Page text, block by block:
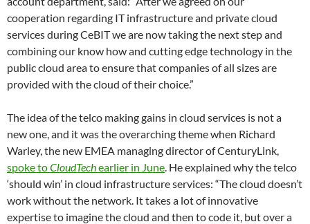
cooperation regarding IT infrastructure and private cloud
services during CeBIT we are now taking the next step and
combining our know how and cutting edge technology in the
public cloud area to ensure that companies of all sizes are
provided with the cloud of their choice.”
The idea of the telco making gains in cloud services is not a
new one, and it was the overarching theme when Richard
Warley, the new EMEA managing director of CenturyLink,
spoke toCloudTechearlier in June. He explained why the telco
‘should win’ in cloud infrastructure services: “The cloud doesn’t
work without the network. It takes a lot of innovative
expertise to imagine the cloud and then to code it, but over a